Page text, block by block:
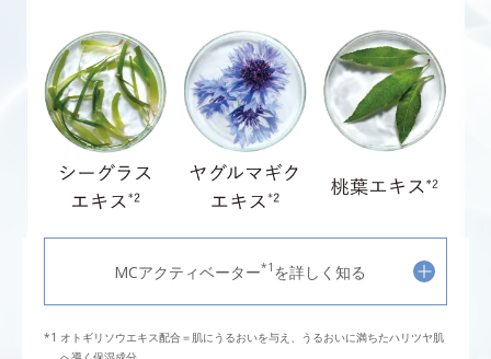
MCアクティベーター*1 を詳しく知る
オトギリソウエキス配合＝肌にうるおいを与え、うるおいに満ちたハリツヤ肌